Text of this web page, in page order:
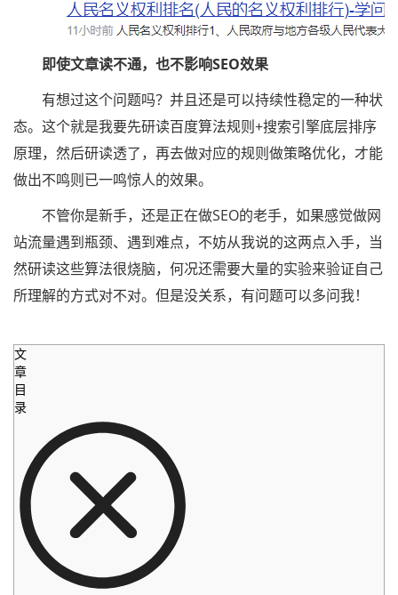
即使文章读不通，也不影响SEO效果
有想过这个问题吗？并且还是可以持续性稳定的一种状
态。这个就是我要先研读百度算法规则+搜索引擎底层排序
原理，然后研读透了，再去做对应的规则做策略优化，才能
做出不鸣则已一鸣惊人的效果。
不管你是新手，还是正在做SEO的老手，如果感觉做网
站流量遇到瓶颈、遇到难点，不妨从我说的这两点入手，当
然研读这些算法很烧脑，何况还需要大量的实验来验证自己
所理解的方式对不对。但是没关系，有问题可以多问我！
文
章
目
录